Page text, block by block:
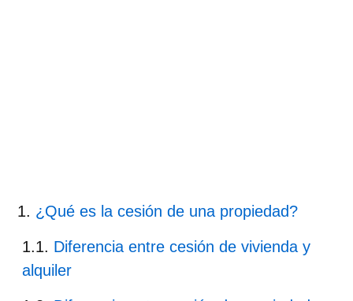
¿Qué es la cesión de una propiedad?
Diferencia entre cesión de vivienda y
alquiler